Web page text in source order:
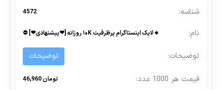
4572
🔹لایک اینستاگرام پرظرفیت ۱۰K روزانه [❤پیشنهادی❤] ⛔
توضیحات
تومان 46,960